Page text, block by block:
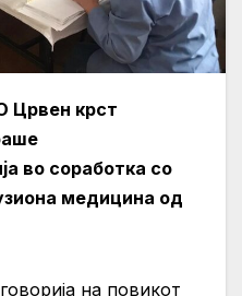
Црвен крст
во соработка со
медицина од
на повикот